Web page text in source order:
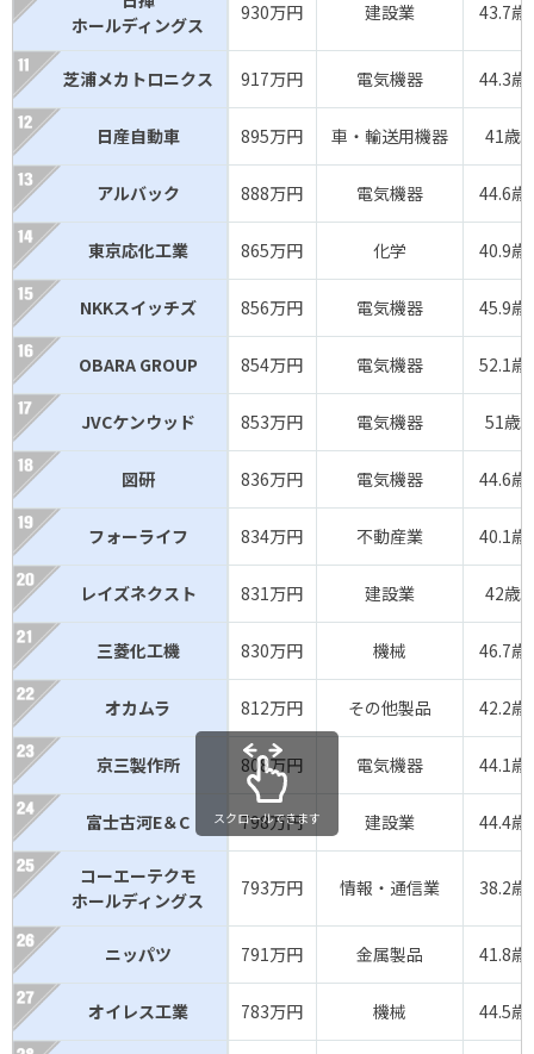
ホールディングス
930万円 建設業 43.7歳
芝浦メカトロニクス 917万円 電気機器 44.3歳
日産自動車 895万円 車・輸送用機器 41歳
アルバック 888万円 電気機器 44.6歳
東京応化工業 865万円 化学 40.9歳
NKKスイッチズ 856万円 電気機器 45.9歳
OBARA GROUP 854万円 電気機器 52.1歳
JVCケンウッド 853万円 電気機器 51歳
図研 836万円 電気機器 44.6歳
フォーライフ 834万円 不動産業 40.1歳
レイズネクスト 831万円 建設業 42歳
三菱化工機 830万円 機械 46.7歳
オカムラ 812万円 その他製品 42.2歳
京三製作所 808万円 電気機器 44.1歳
富士古河E＆C 798万円 建設業 44.4歳
コーエーテクモ
ホールディングス
793万円 情報・通信業 38.2歳
ニッパツ 791万円 金属製品 41.8歳
オイレス工業 783万円 機械 44.5歳
スクロールできます